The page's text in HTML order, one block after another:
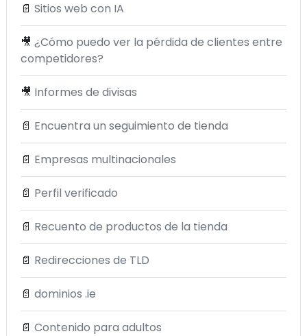
📄 Sitios web con IA
🎥 ¿Cómo puedo ver la pérdida de clientes entre
competidores?
🎥 Informes de divisas
📄 Encuentra un seguimiento de tienda
📄 Empresas multinacionales
📄 Perfil verificado
📄 Recuento de productos de la tienda
📄 Redirecciones de TLD
📄 dominios .ie
📄 Contenido para adultos